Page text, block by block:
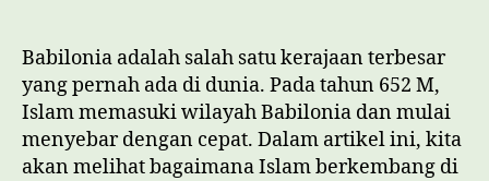
Islam
di
Babilonia
Babilonia adalah salah satu kerajaan terbesar
yang pernah ada di dunia. Pada tahun 652 M,
Islam memasuki wilayah Babilonia dan mulai
menyebar dengan cepat. Dalam artikel ini, kita
akan melihat bagaimana Islam berkembang di